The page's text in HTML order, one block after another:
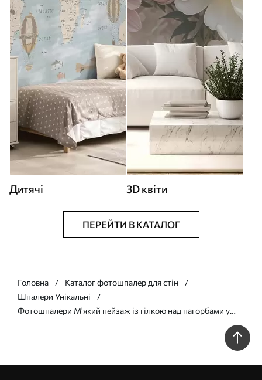
Дитячі 3D квіти
ПЕРЕЙТИ В КАТАЛОГ
Головна
Каталог фотошпалер для стін
Шпалери Унікальні
Фотошпалери М'який пейзаж із гілкою над пагорбами у